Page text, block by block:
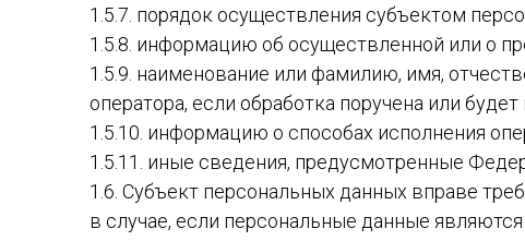
1.5.7. порядок осуществления субъектом
1.5.8. информацию об осуществленной или о
1.5.9. наименование или фамилию, имя,
оператора, если обработка поручена или
1.5.10. информацию о способах исполнения
1.5.11. иные сведения, предусмотренные
1.6. Субъект персональных данных вправе
в случае, если персональные данные